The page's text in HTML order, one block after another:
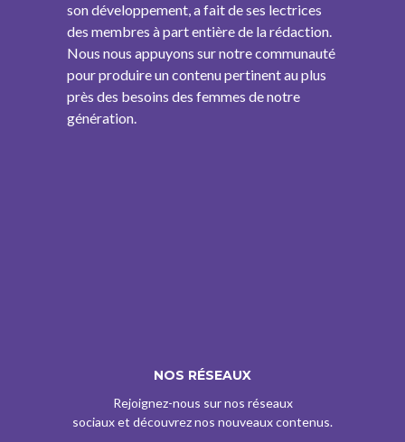
son développement, a fait de ses lectrices
des membres à part entière de la rédaction.
Nous nous appuyons sur notre communauté
pour produire un contenu pertinent au plus
près des besoins des femmes de notre
génération.
NOS RÉSEAUX
Rejoignez-nous sur nos réseaux
sociaux et découvrez nos nouveaux contenus.